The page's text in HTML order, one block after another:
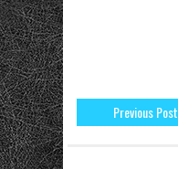
Previous Post